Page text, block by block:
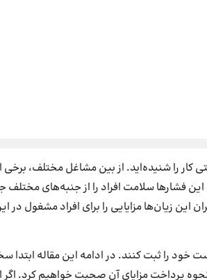
کار را شنیده‌اید. از بین مشاغل مختلف، برخی
فشارها سلامت افراد را از جنبه‌های
این زیان‌ها مزایایی را برای افراد مشغول در
خود را ثبت کنند. در ادامه این مقاله ابتدا
پرداخت مزایای آن صحبت خواهیم کرد.